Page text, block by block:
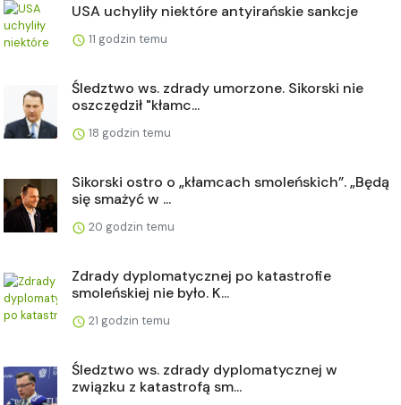
USA uchyliły niektóre antyirańskie sankcje
11 godzin temu
Śledztwo ws. zdrady umorzone. Sikorski nie
oszczędził "kłamc...
18 godzin temu
Sikorski ostro o „kłamcach smoleńskich”. „Będą
się smażyć w ...
20 godzin temu
Zdrady dyplomatycznej po katastrofie
smoleńskiej nie było. K...
21 godzin temu
Śledztwo ws. zdrady dyplomatycznej w
związku z katastrofą sm...